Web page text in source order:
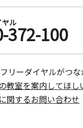
ヤル372-100
リーダイヤルがつ
教室を案内してほし
関するお問い合わせ